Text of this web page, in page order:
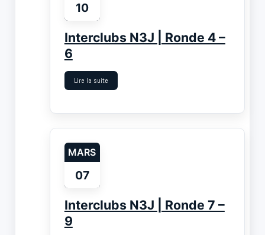
10
Interclubs N3J | Ronde 4 –
6
Lire la suite
MARS
07
Interclubs N3J | Ronde 7 –
9